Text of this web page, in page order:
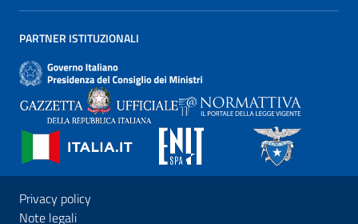
PARTNER ISTITUZIONALI
Privacy policy
Note legali